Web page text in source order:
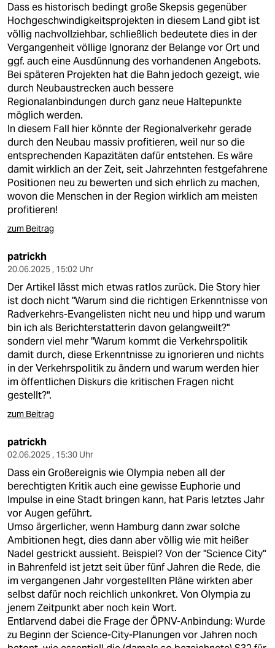
Dass es historisch bedingt große Skepsis gegenüber
Hochgeschwindigkeitsprojekten in diesem Land gibt ist
völlig nachvollziehbar, schließlich bedeutete dies in der
Vergangenheit völlige Ignoranz der Belange vor Ort und
ggf. auch eine Ausdünnung des vorhandenen Angebots.
Bei späteren Projekten hat die Bahn jedoch gezeigt, wie
durch Neubaustrecken auch bessere
Regionalanbindungen durch ganz neue Haltepunkte
möglich werden.
In diesem Fall hier könnte der Regionalverkehr gerade
durch den Neubau massiv profitieren, weil nur so die
entsprechenden Kapazitäten dafür entstehen. Es wäre
damit wirklich an der Zeit, seit Jahrzehnten festgefahrene
Positionen neu zu bewerten und sich ehrlich zu machen,
wovon die Menschen in der Region wirklich am meisten
profitieren!
zum Beitrag
patrickh
20.06.2025 , 15:02 Uhr
Der Artikel lässt mich etwas ratlos zurück. Die Story hier
ist doch nicht "Warum sind die richtigen Erkenntnisse von
Radverkehrs-Evangelisten nicht neu und hipp und warum
bin ich als Berichterstatterin davon gelangweilt?"
sondern viel mehr "Warum kommt die Verkehrspolitik
damit durch, diese Erkenntnisse zu ignorieren und nichts
in der Verkehrspolitik zu ändern und warum werden hier
im öffentlichen Diskurs die kritischen Fragen nicht
gestellt?".
zum Beitrag
patrickh
02.06.2025 , 15:30 Uhr
Dass ein Großereignis wie Olympia neben all der
berechtigten Kritik auch eine gewisse Euphorie und
Impulse in eine Stadt bringen kann, hat Paris letztes Jahr
vor Augen geführt.
Umso ärgerlicher, wenn Hamburg dann zwar solche
Ambitionen hegt, dies dann aber völlig wie mit heißer
Nadel gestrickt aussieht. Beispiel? Von der "Science City"
in Bahrenfeld ist jetzt seit über fünf Jahren die Rede, die
im vergangenen Jahr vorgestellten Pläne wirkten aber
selbst dafür noch reichlich unkonkret. Von Olympia zu
jenem Zeitpunkt aber noch kein Wort.
Entlarvend dabei die Frage der ÖPNV-Anbindung: Wurde
zu Beginn der Science-City-Planungen vor Jahren noch